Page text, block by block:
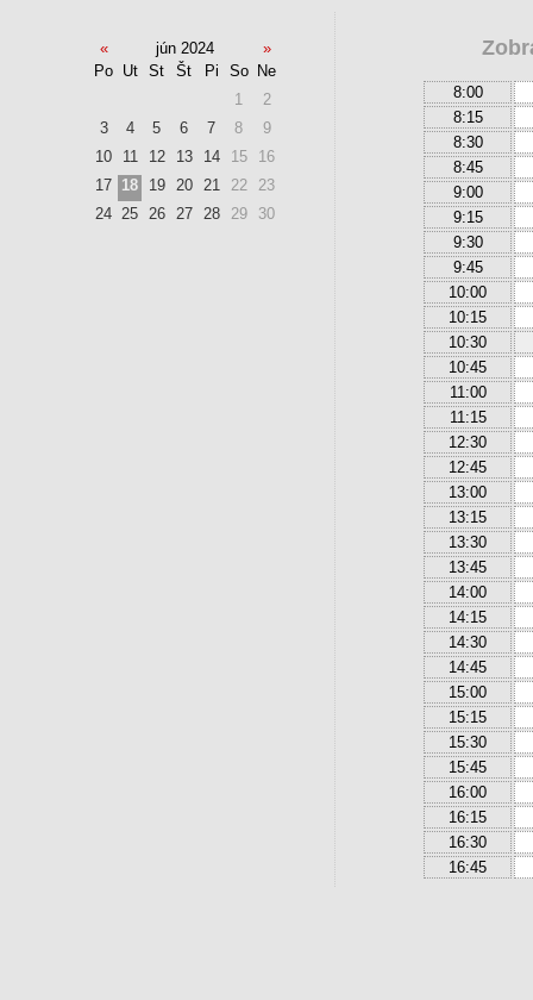
8:00
8:15
8:30
8:45
9:00
9:15
9:30
9:45
10:00
10:15
10:30
10:45
11:00
11:15
12:30
12:45
13:00
13:15
13:30
13:45
14:00
14:15
14:30
14:45
15:00
15:15
15:30
15:45
16:00
16:15
16:30
16:45
« jún 2024
»
Po Ut St Št Pi So
Ne
1
2
3
4 5 6 7 8
9
10
11 12 13 14 15
16
17 18 19 20 21 22
23
24 25 26 27 28 29 30